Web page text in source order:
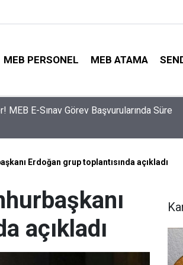
MEB PERSONEL MEB ATAMA
MEB’in En Çok Öğretmen Aradığı 15
Erdoğan grup toplantısında açıkladı
açıkladı